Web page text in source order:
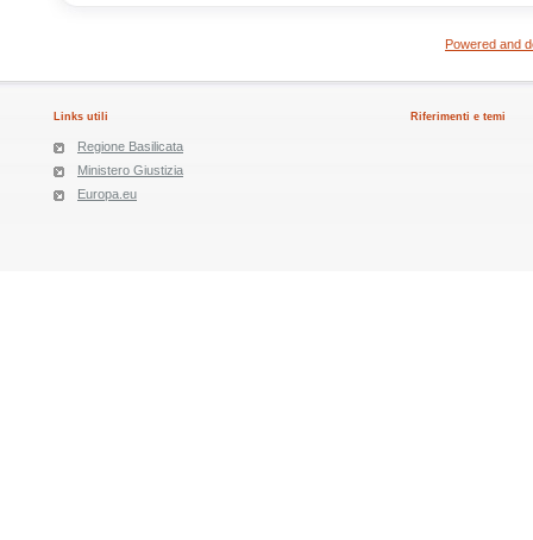
Powered and
Links utili Riferimenti e temi
Regione Basilicata
Ministero Giustizia
Europa.eu